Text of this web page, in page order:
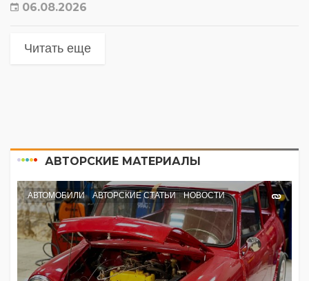
06.08.2026
Читать еще
АВТОРСКИЕ МАТЕРИАЛЫ
АВТОМОБИЛИ АВТОРСКИЕ СТАТЬИ НОВОСТИ